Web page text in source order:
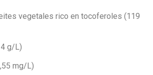
vegetales rico en tocoferoles (119
g/L)
mg/L)